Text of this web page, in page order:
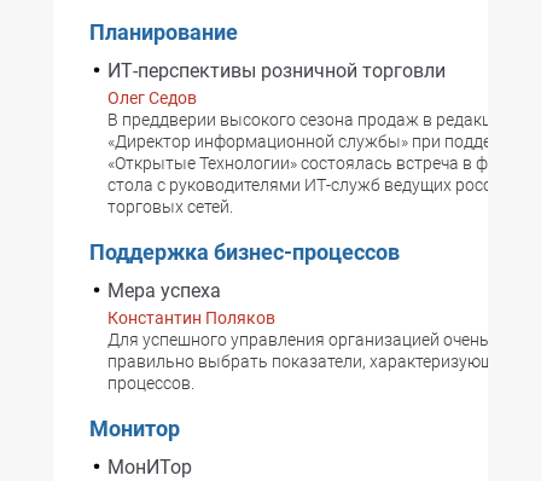
Планирование
ИТ-перспективы розничной торговли
Олег Седов
В преддверии высокого сезона продаж в редакции
«Директор информационной службы» при поддержке
«Открытые Технологии» состоялась встреча в
стола с руководителями ИТ-служб ведущих
торговых сетей.
Поддержка бизнес-процессов
Мера успеха
Константин Поляков
Для успешного управления организацией очень
правильно выбрать показатели, характеризующие
процессов.
Монитор
МонИТор